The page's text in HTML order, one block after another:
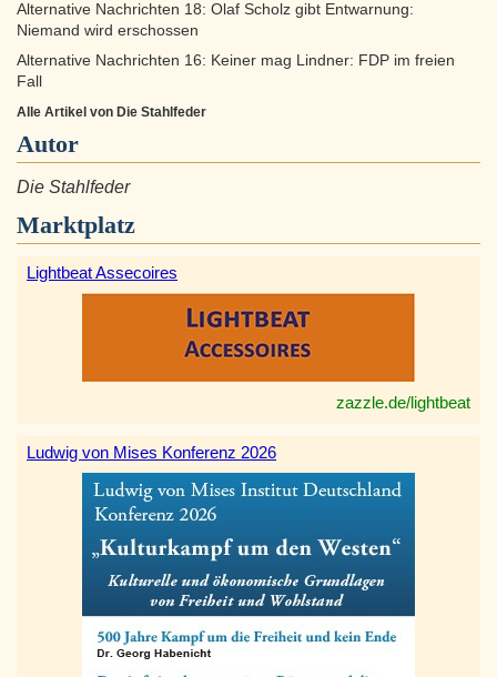
Alternative Nachrichten 18: Olaf Scholz gibt Entwarnung:
Niemand wird erschossen
Alternative Nachrichten 16: Keiner mag Lindner: FDP im freien
Fall
Alle Artikel von Die Stahlfeder
Autor
Die Stahlfeder
Marktplatz
Lightbeat Assecoires
zazzle.de/lightbeat
Ludwig von Mises Konferenz 2026